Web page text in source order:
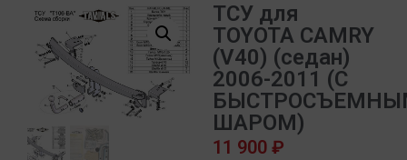
ТСУ для
TOYOTA CAMRY
(V40) (седан)
2006-2011 (С
ШАРОМ)
11 900 ₽